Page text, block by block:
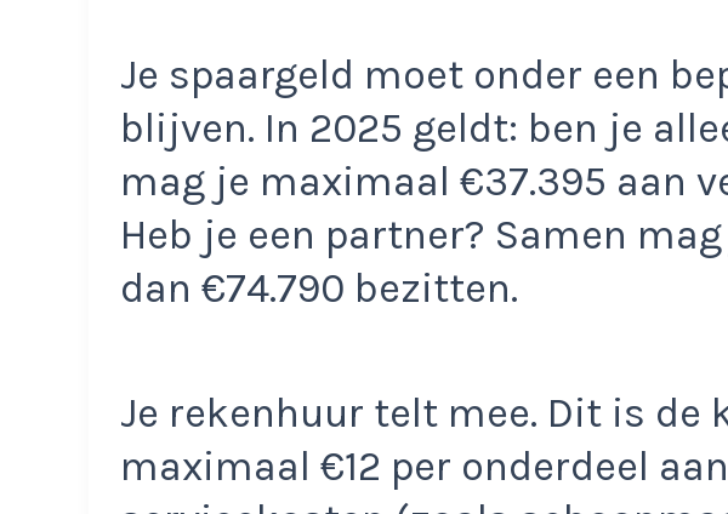
Je spaargeld moet onder een
blijven. In 2025 geldt: ben je
mag je maximaal €37.395 aan
Heb je een partner? Samen
dan €74.790 bezitten.
Je rekenhuur telt mee. Dit is de
maximaal €12 per onderdeel